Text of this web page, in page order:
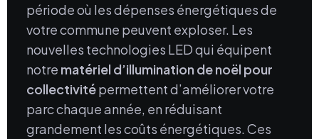
période où les dépenses énergétiques de
votre commune peuvent exploser. Les
nouvelles technologies LED qui équipent
notre matériel d’illumination de noël pour
collectivitépermettent d’améliorer votre
parc chaque année, en réduisant
grandement les coûts énergétiques. Ces